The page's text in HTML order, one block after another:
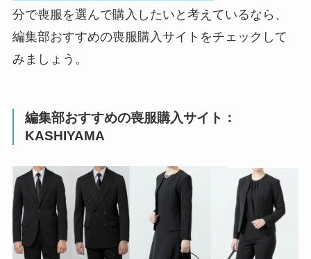
分で喪服を選んで購入したいと考えているなら、
編集部おすすめの喪服購入サイトをチェックして
みましょう。
編集部おすすめの喪服購入サイト：
KASHIYAMA